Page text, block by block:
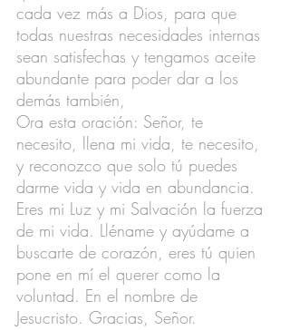
cada vez más a Dios, para que
todas nuestras necesidades internas
sean satisfechas y tengamos aceite
abundante para poder dar a los
demás también,
Ora esta oración: Señor, te
necesito, llena mi vida, te necesito,
y reconozco que solo tú puedes
darme vida y vida en abundancia.
Eres mi Luz y mi Salvación la fuerza
de mi vida. Lléname y ayúdame a
buscarte de corazón, eres tú quien
pone en mí el querer como la
voluntad. En el nombre de
Jesucristo. Gracias, Señor.